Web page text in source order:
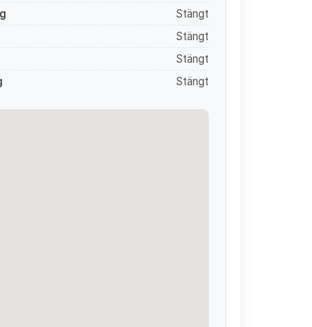
Stängt
Stängt
Stängt
Stängt